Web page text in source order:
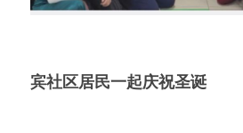
宾社区居民一起庆祝圣诞